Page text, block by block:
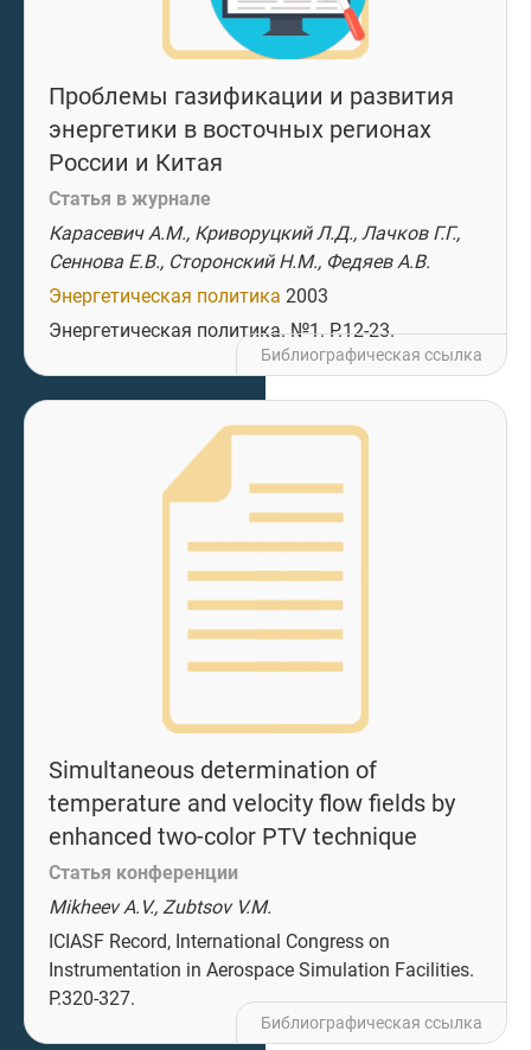
Проблемы газификации и развития
энергетики в восточных регионах
России и Китая
Статья в журнале
Карасевич А.М., Криворуцкий Л.Д., Лачков Г.Г.,
Сеннова Е.В., Сторонский Н.М., Федяев А.В.
Энергетическая политика 2003
Энергетическая политика. №1. P.12-23.
Библиографическая ссылка
Simultaneous determination of
temperature and velocity flow fields by
enhanced two-color PTV technique
Статья конференции
Mikheev A.V., Zubtsov V.M.
ICIASF Record, International Congress on
Instrumentation in Aerospace Simulation Facilities.
P.320-327.
Библиографическая ссылка